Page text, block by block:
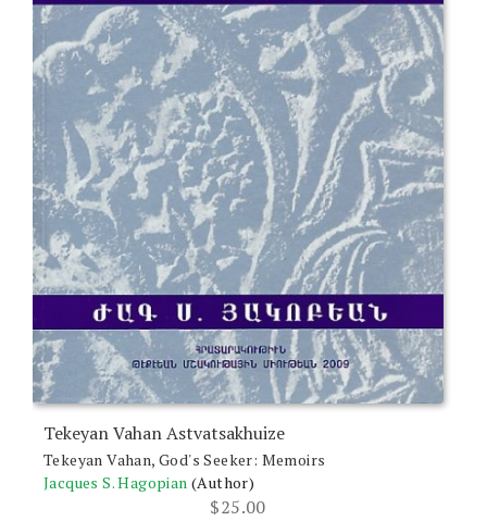
Tekeyan Vahan Astvatsakhuize
Tekeyan Vahan, God's Seeker: Memoirs
Jacques S. Hagopian (Author)
$25.00